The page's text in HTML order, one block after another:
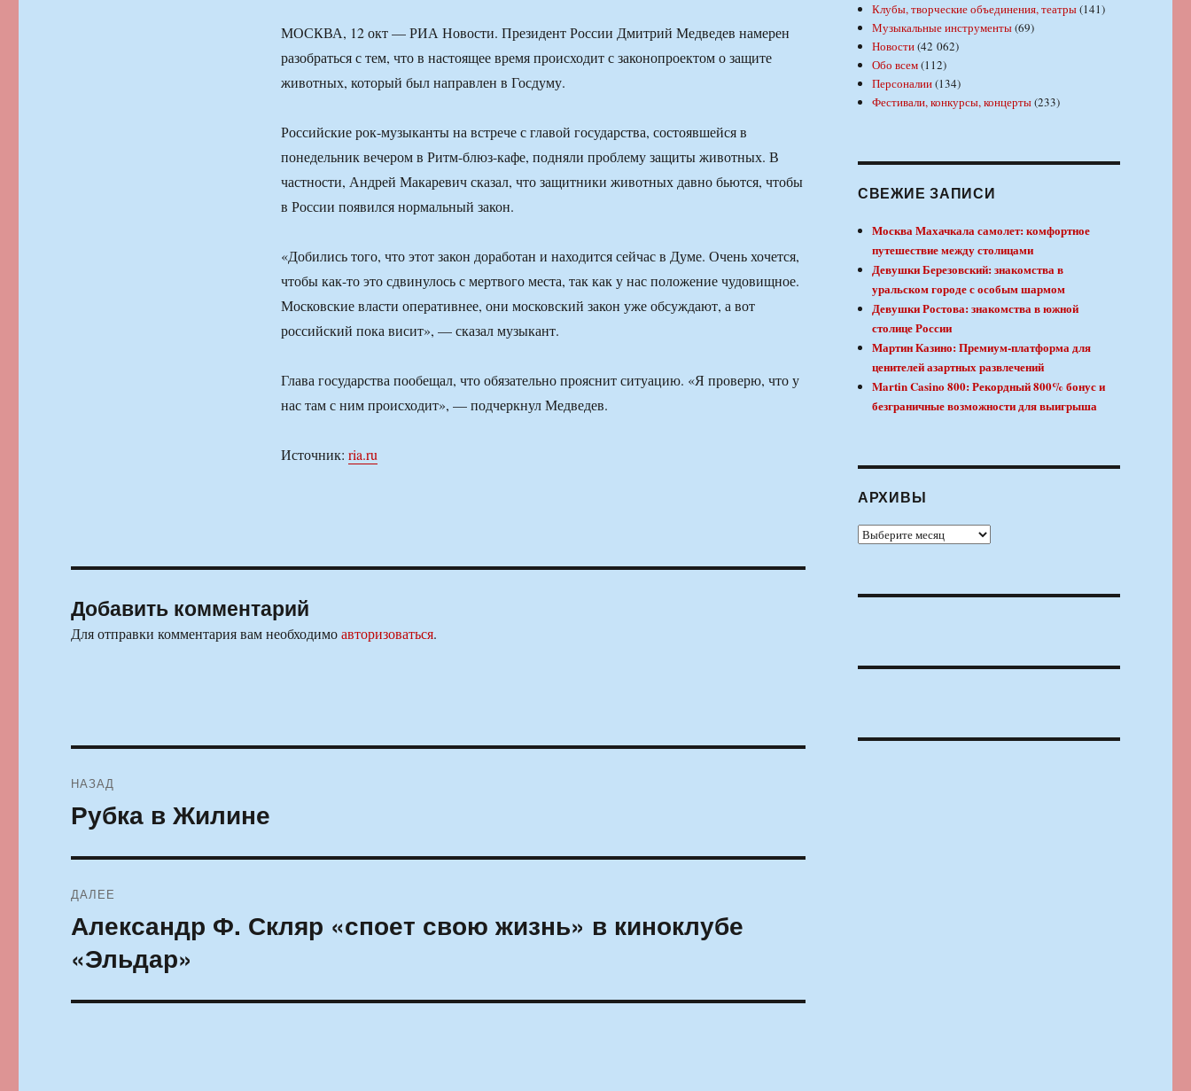
МОСКВА, 12 окт — РИА Новости. Президент России Дмитрий Медведев намерен
разобраться с тем, что в настоящее время происходит с законопроектом о защите
животных, который был направлен в Госдуму.
Российские рок-музыканты на встрече с главой государства, состоявшейся в
понедельник вечером в Ритм-блюз-кафе, подняли проблему защиты животных. В
частности, Андрей Макаревич сказал, что защитники животных давно бьются, чтобы
в России появился нормальный закон.
«Добились того, что этот закон доработан и находится сейчас в Думе. Очень хочется,
чтобы как-то это сдвинулось с мертвого места, так как у нас положение чудовищное.
Московские власти оперативнее, они московский закон уже обсуждают, а вот
российский пока висит», — сказал музыкант.
Глава государства пообещал, что обязательно прояснит ситуацию. «Я проверю, что у
нас там с ним происходит», — подчеркнул Медведев.
Источник: ria.ru
Добавить комментарий
Для отправки комментария вам необходимоавторизоваться.
по
НАЗАД
Предыдущая
запись:
Рубка в Жилине
ДАЛЕЕ
Следующая
Александр Ф. Скляр «споет свою жизнь» в киноклубе
«Эльдар»
Клубы, творческие объединения, театры(141)
Музыкальные инструменты(69)
Новости(42 062)
Обо всем(112)
Персоналии(134)
Фестивали, конкурсы, концерты(233)
СВЕЖИЕ ЗАПИСИ
Москва Махачкала самолет: комфортное
путешествие между столицами
Девушки Березовский: знакомства в
уральском городе с особым шармом
Девушки Ростова: знакомства в южной
столице России
Мартин Казино: Премиум-платформа для
ценителей азартных развлечений
Martin Casino 800: Рекордный 800% бонус и
безграничные возможности для выигрыша
АРХИВЫ
Архивы